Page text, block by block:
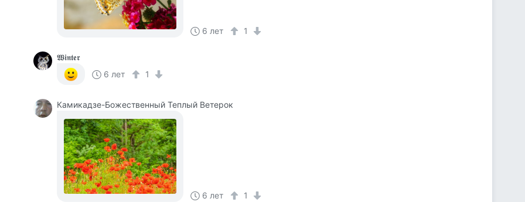
6 лет 1
𝖂𝖎𝖓𝖙𝖊𝖗
6 лет
1
Камикадзе-Божественный Теплый Ветерок
6 лет 1